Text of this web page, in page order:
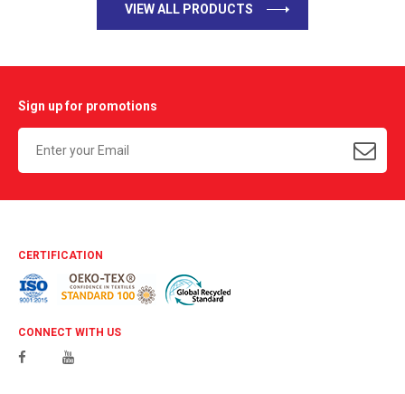
VIEW ALL PRODUCTS
Sign up for promotions
CERTIFICATION
CONNECT WITH US